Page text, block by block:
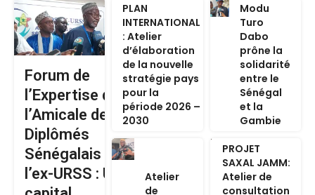
Forum de
l’Expertise de
l’Amicale des
Diplômés
Sénégalais de
l’ex-URSS : Un
PLAN
INTERNATIONAL
: Atelier
d’élaboration
de la nouvelle
stratégie pays
pour la
période 2026 –
2030
Modu
Turo
Dabo
prône la
solidarité
entre le
Sénégal
et la
Gambie
Atelier
de
PROJET
SAXAL JAMM:
Atelier de
consultation